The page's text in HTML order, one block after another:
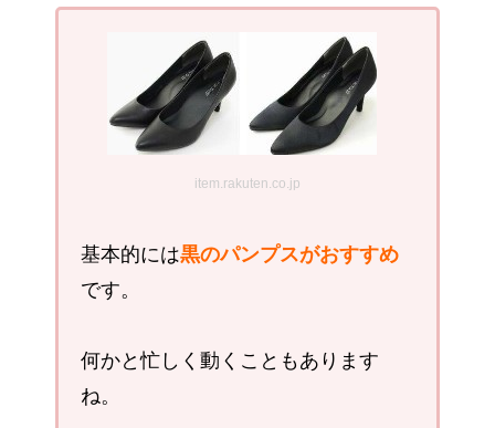
item.rakuten.co.jp
基本的には黒のパンプスがおすすめ
です。
何かと忙しく動くこともあります
ね。